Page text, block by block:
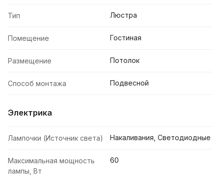
Тип Люстра
Помещение Гостиная
Размещение Потолок
Способ монтажа Подвесной
Электрика
Лампочки (Источник света) Накаливания, Светодиодные
Максимальная мощность
лампы, Вт
60